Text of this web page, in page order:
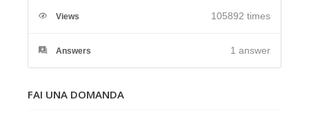
Views 105892 times
Answers 1 answer
FAI UNA DOMANDA